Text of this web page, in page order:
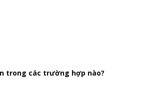
trong các trường hợp nào?